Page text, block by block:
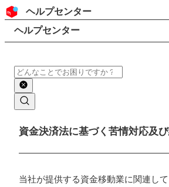
コンテンツにスキップ
ヘッダー
ヘルプセンター
検索
パンくずリスト
ヘルプセンター
検索
メインコンテンツ
資金決済法に基づく苦情対応及
当社が提供する資金移動業に関連し